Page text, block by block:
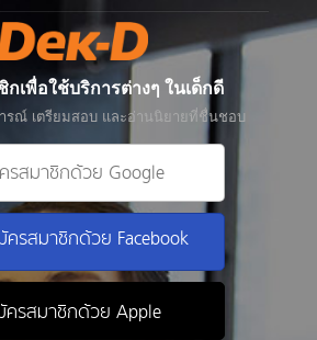
เพื่อใช้บริการต่างๆ ในเด็กดี
รณ์ เตรียมสอบ และอ่านนิยายที่ชื่นชอบ
รสมาชิกด้วย Google
ครสมาชิกด้วย Facebook
ครสมาชิกด้วย Apple